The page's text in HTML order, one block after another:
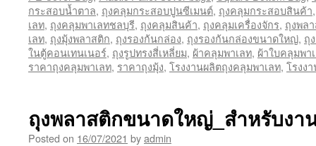
กระสอบน้ำตาล, ถุงคลุมกระสอบปูนซีเมนต์, ถุงคลุมกระสอบสินค้า
เลท, ถุงคลุมพาเลทชลบุรี, ถุงคลุมสินค้า, ถุงคลุมเครื่องจักร, ถุงพล
เลท, ถุงมุ้งพลาสติก, ถุงรองก้นกล่อง, ถุงรองก้นกล่องขนาดใหญ่, ถุ
ในตู้คอนเทนเนอร์, ถุงรูปทรงสี่เหลี่ยม, ผ้าคลุมพาเลท, ผ้าใบคลุมพา
ราคาถุงคลุมพาเลท, ราคาถุงมุ้ง, โรงงานผลิตถุงคลุมพาเลท, โรงง
ถุงพลาสติกขนาดใหญ่_สำหรับงา
Posted on 16/07/2021 byadmin